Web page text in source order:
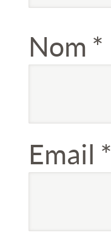
Nom *
Email *